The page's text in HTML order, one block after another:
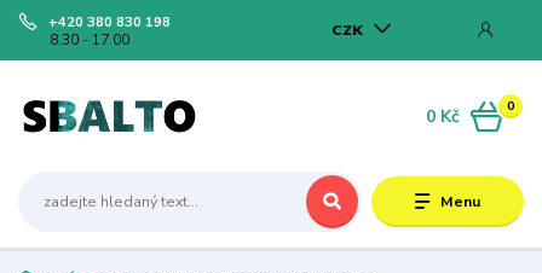
Menu
CZK
+420 380 830 198
8.30 - 17.00
0
0 Kč